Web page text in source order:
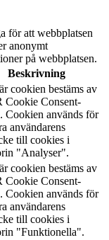
för att webbplatsen
anonymt
på webbplatsen.
Beskrivning
cookien bestäms av
Cookie Consent-
Cookien används för
användarens
till cookies i
"Analyser".
cookien bestäms av
Cookie Consent-
Cookien används för
användarens
till cookies i
"Funktionella".